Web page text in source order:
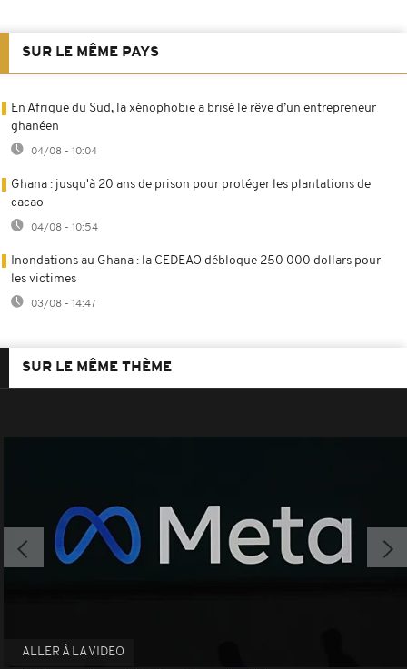
SUR LE MÊME PAYS
En Afrique du Sud, la xénophobie a brisé le rêve d’un entrepreneur
ghanéen
04/08 - 10:04
Ghana : jusqu'à 20 ans de prison pour protéger les plantations de
cacao
04/08 - 10:54
Inondations au Ghana : la CEDEAO débloque 250 000 dollars pour
les victimes
03/08 - 14:47
SUR LE MÊME THÈME
ALLER À LA VIDEO